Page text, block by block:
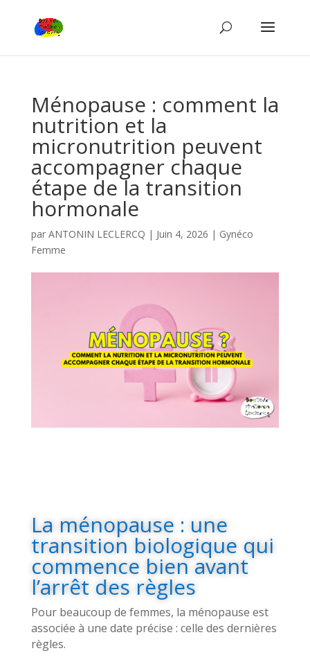
Ménopause : comment la
nutrition et la
micronutrition peuvent
accompagner chaque
étape de la transition
hormonale
par ANTONIN LECLERCQ | Juin 4, 2026 | Gynéco
Femme
La ménopause : une
transition biologique qui
commence bien avant
l’arrêt des règles
Pour beaucoup de femmes, la ménopause est
associée à une date précise : celle des dernières
règles.